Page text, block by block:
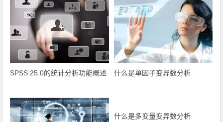
SPSS 25.0的统计分析功能概述 什么是单因子变异数分析
什么是多变量变异数分析